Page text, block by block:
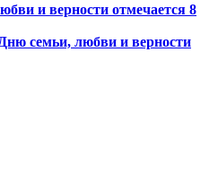
и верности отмечается 8
семьи, любви и верности